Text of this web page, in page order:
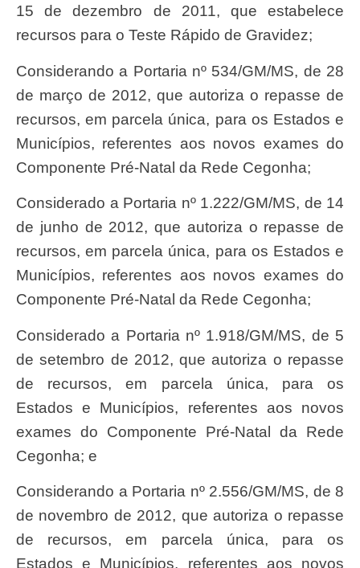
15 de dezembro de 2011, que estabelece
recursos para o Teste Rápido de Gravidez;
Considerando a Portaria nº 534/GM/MS, de 28
de março de 2012, que autoriza o repasse de
recursos, em parcela única, para os Estados e
Municípios, referentes aos novos exames do
Componente Pré-Natal da Rede Cegonha;
Considerado a Portaria nº 1.222/GM/MS, de 14
de junho de 2012, que autoriza o repasse de
recursos, em parcela única, para os Estados e
Municípios, referentes aos novos exames do
Componente Pré-Natal da Rede Cegonha;
Considerado a Portaria nº 1.918/GM/MS, de 5
de setembro de 2012, que autoriza o repasse
de recursos, em parcela única, para os
Estados e Municípios, referentes aos novos
exames do Componente Pré-Natal da Rede
Cegonha; e
Considerando a Portaria nº 2.556/GM/MS, de 8
de novembro de 2012, que autoriza o repasse
de recursos, em parcela única, para os
Estados e Municípios, referentes aos novos